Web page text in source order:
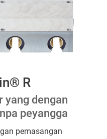
R
yang dengan
peyangga
pemasangan